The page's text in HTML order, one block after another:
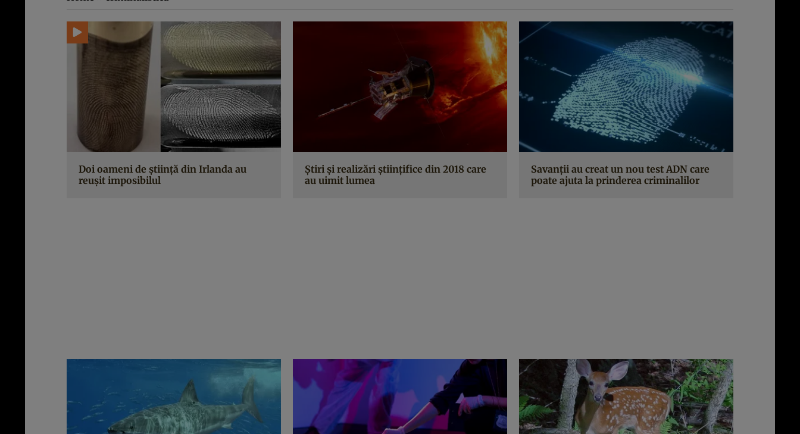
Doi oameni de știință din Irlanda au
reușit imposibilul
Ştiri şi realizări ştiinţifice din 2018 care
au uimit lumea
Savanţii au creat un nou test ADN care
poate ajuta la prinderea criminalilor